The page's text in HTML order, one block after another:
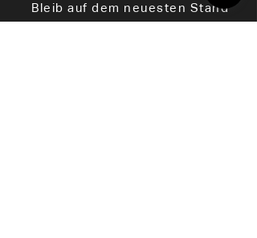
Bleib auf dem neuesten Stand